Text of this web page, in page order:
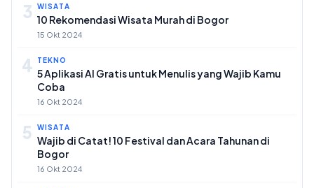
3 WISATA
10 Rekomendasi Wisata Murah di Bogor
15 Okt 2024
4 TEKNO
5 Aplikasi AI Gratis untuk Menulis yang Wajib Kamu
Coba
16 Okt 2024
5 WISATA
Wajib di Catat! 10 Festival dan Acara Tahunan di
Bogor
16 Okt 2024